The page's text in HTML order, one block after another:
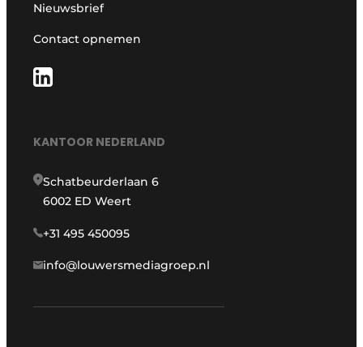
Nieuwsbrief
Contact opnemen
KANTOOR NEDERLAND
Schatbeurderlaan 6
6002 ED Weert
+31 495 450095
info@louwersmediagroep.nl